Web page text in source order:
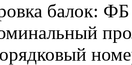
балок: ФБ